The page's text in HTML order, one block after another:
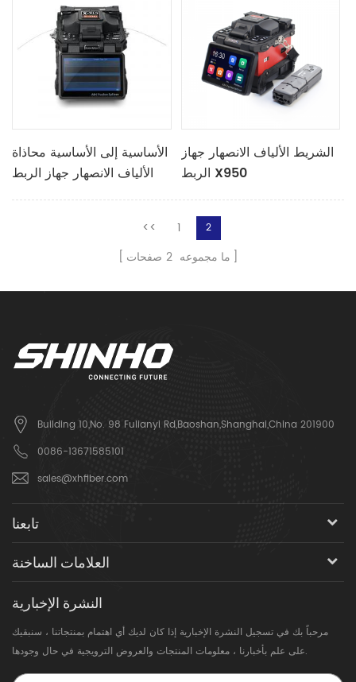
الأساسية إلى الأساسية محاذاة
الألياف الانصهار جهاز الربط
X915
الشريط الألياف الانصهار جهاز
الربط X950
<< 1 2
ما مجموعه 2 صفحات
Building 10,No. 98 Fulianyi Rd,Baoshan,Shanghai,China 201900
0086-13671585101
sales@xhfiber.com
تابعنا
العلامات الساخنة
النشرة الإخبارية
مرحباً بك في تسجيل النشرة الإخبارية إذا كان لديك أي اهتمام بمنتجاتنا ، سنبقيك
على علم بأخبارنا ، معلومات المنتجات والعروض الترويجية في حال وجودها.